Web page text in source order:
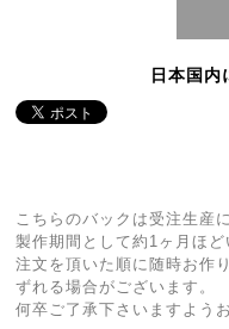
日本国内
こちらのバックは受注生産
製作期間として約1ヶ月ほど
注文を頂いた順に随時お作
ずれる場合がございます。
何卒ご了承下さいますよう